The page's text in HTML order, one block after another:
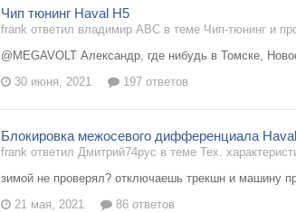
Чип тюнинг Haval H5
frank ответил владимир АВС в теме Чип-тюнинг и
@MEGAVOLT Александр, где нибудь в Томске,
30 июня, 2021
197 ответов
Блокировка межосевого дифференциала
frank ответил Дмитрий74рус в теме Тех.
зимой не проверял? отключаешь трекшн и машину
21 мая, 2021
86 ответов